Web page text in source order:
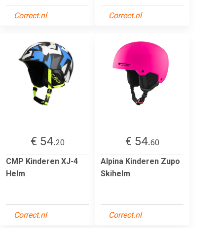
Correct.nl Correct.nl
€ 54.20
CMP Kinderen XJ-4
Helm
Correct.nl
€ 54.60
Alpina Kinderen Zupo
Skihelm
Correct.nl